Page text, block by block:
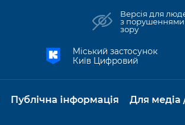
Версія для
з порушеннями
зору
Міський застосунок
Київ Цифровий
Публічна інформація Для медіа